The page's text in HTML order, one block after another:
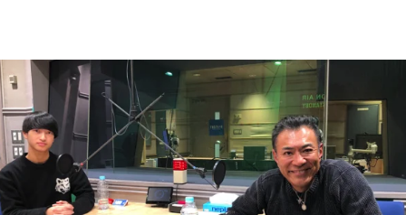
お知らせ
イベント・グッズ
YouTube
会社情報